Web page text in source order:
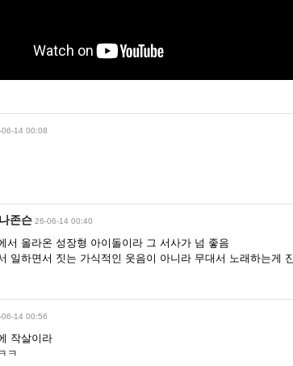
06-14 00:08
존슨 26-06-14 00:40
서 올라온 성장형 아이돌이라 그 서사가 넘 좋음
일하면서 짓는 가식적인 웃음이 아니라 무대서 노래하는게
06-14 00:56
작살이라
ㅋ